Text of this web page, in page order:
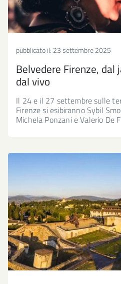
pubblicato il: 23 settembre 2025
Belvedere Firenze, dal
dal vivo
Il 24 e il 27 settembre sulle
Firenze si esibiranno Sybil
Michela Ponzani e Valerio De